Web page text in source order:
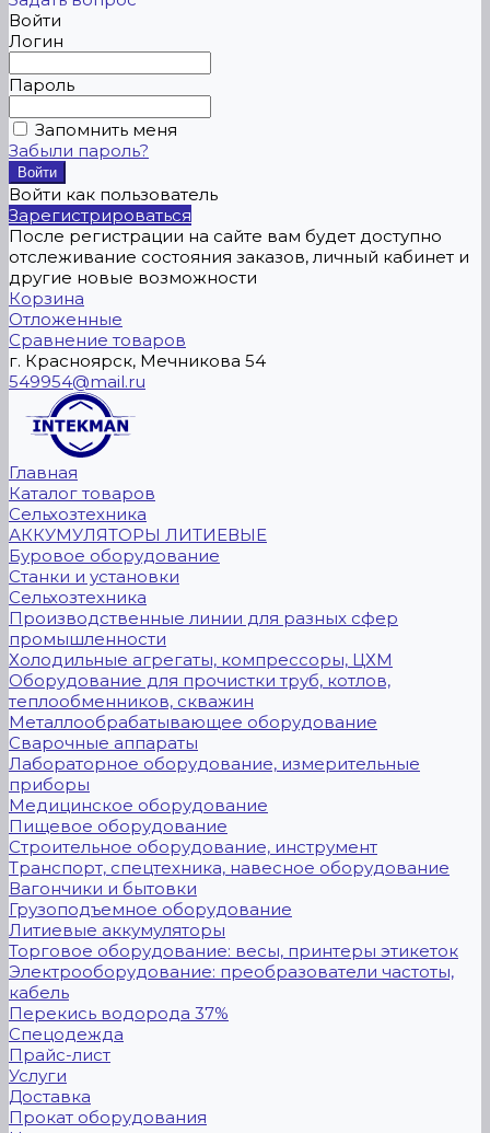
Войти
Логин
Пароль
Запомнить меня
Забыли пароль?
Войти как пользователь
Зарегистрироваться
После регистрации на сайте вам будет доступно
отслеживание состояния заказов, личный кабинет и
другие новые возможности
Корзина
Отложенные
Сравнение товаров
г. Красноярск, Мечникова 54
549954@mail.ru
Главная
Каталог товаров
Сельхозтехника
АККУМУЛЯТОРЫ ЛИТИЕВЫЕ
Буровое оборудование
Станки и установки
Сельхозтехника
Производственные линии для разных сфер
промышленности
Холодильные агрегаты, компрессоры, ЦХМ
Оборудование для прочистки труб, котлов,
теплообменников, скважин
Металлообрабатывающее оборудование
Сварочные аппараты
Лабораторное оборудование, измерительные
приборы
Медицинское оборудование
Пищевое оборудование
Строительное оборудование, инструмент
Транспорт, спецтехника, навесное оборудование
Вагончики и бытовки
Грузоподъемное оборудование
Литиевые аккумуляторы
Торговое оборудование: весы, принтеры этикеток
Электрооборудование: преобразователи частоты,
кабель
Перекись водорода 37%
Спецодежда
Прайс-лист
Услуги
Доставка
Прокат оборудования